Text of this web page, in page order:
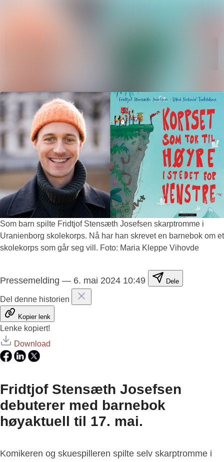
Som barn spilte Fridtjof Stensæth Josefsen skarptromme i
Uranienborg skolekorps. Nå har han skrevet en barnebok om et
skolekorps som går seg vill. Foto: Maria Kleppe Vihovde
Pressemelding — 6. mai 2024 10:49 Dele
Del denne historien
Kopier lenk
Lenke kopiert!
Download
Fridtjof Stensæth Josefsen
debuterer med barnebok
høyaktuell til 17. mai.
Komikeren og skuespilleren spilte selv skarptromme i